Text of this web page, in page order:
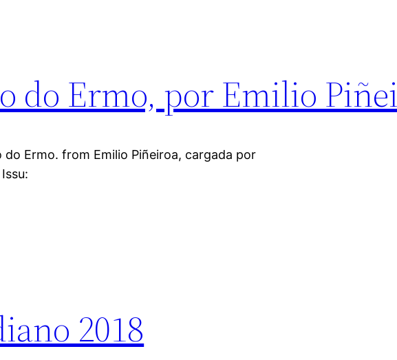
do Ermo, por Emilio
do Ermo. from Emilio Piñeiroa, cargada por
2018